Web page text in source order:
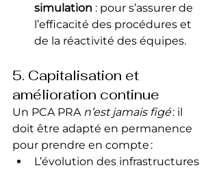
simulation : pour s’assurer de
l’efficacité des procédures et
de la réactivité des équipes.
5. Capitalisation et
amélioration continue
Un PCA PRA n’est jamais figé : il
doit être adapté en permanence
pour prendre en compte :
L’évolution des infrastructures